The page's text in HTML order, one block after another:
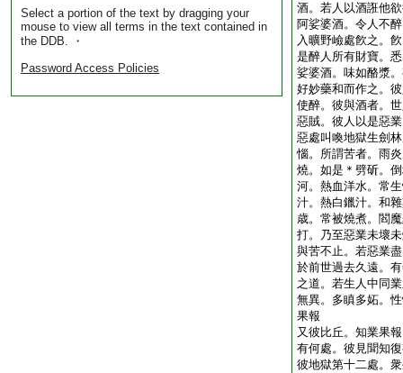
Select a portion of the text by dragging your
mouse to view all terms in the text contained in
the DDB. ・
Password Access Policies
酒。若人以酒誑他
阿娑婆酒。令人不
入曠野嶮處飮之。
是醉人所有財寶。
娑婆酒。味如酪漿
好妙藥和而作之。
使醉。彼與酒者。
惡賊。彼人以是惡
惡處叫喚地獄生劍
惱。所謂苦者。雨
燒。如是＊劈斫。
河。熱血洋水。常
汁。熱白鑞汁。和
歳。常被燒煮。閻
打。乃至惡業未壞
與苦不止。若惡業
於前世過去久遠。
之道。若生人中同
無異。多瞋多妬。
果報
又彼比丘。知業果
有何處。彼見聞知
彼地獄第十二處。